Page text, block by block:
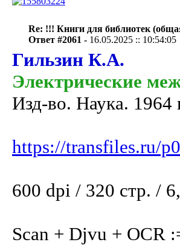
Re: !!! Книги для библиотек
Ответ #2061 - 16.05.2025 :: 10:54:05
Гильзин К.А.
Электрические
Изд-во. Наука. 1964
https://transfiles.ru/
600 dpi / 320 стр. /
Scan + Djvu + OCR